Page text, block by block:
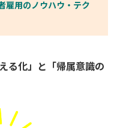
雇用のノウハウ・テク
る化」と「帰属意識の